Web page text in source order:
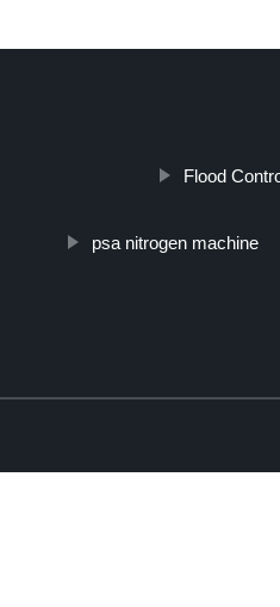
Flood
psa nitrogen machine